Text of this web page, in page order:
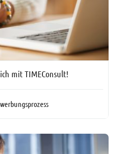
mit TIMEConsult!